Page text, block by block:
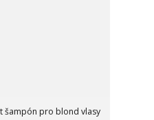
šampón pro blond vlasy